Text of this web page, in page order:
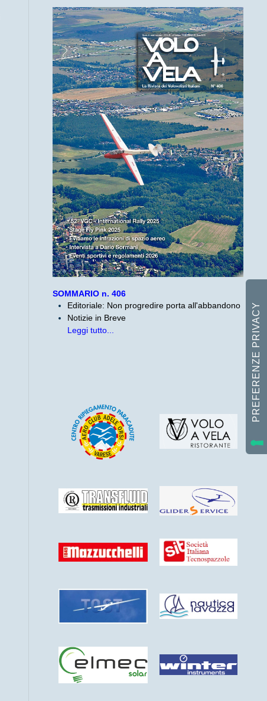
SOMMARIO n. 406
Editoriale: Non progredire porta all'abbandono
Notizie in Breve
Leggi tutto...